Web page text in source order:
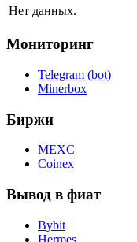
Нет данных.
Мониторинг
Telegram (bot)
Minerbox
Биржи
MEXC
Coinex
Вывод в фиат
Bybit
Hermes